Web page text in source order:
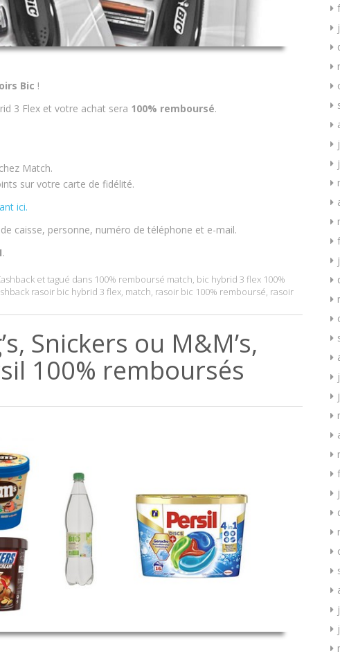
Bic !
3 Flex et votre achat sera 100% remboursé.
Match.
sur votre carte de fidélité.
ici.
caisse, personne, numéro de téléphone et e-mail.
.
et tagué dans 100% remboursé match, bic hybrid 3 flex 100%
rasoir bic hybrid 3 flex, match, rasoir bic 100% remboursé, rasoir
Snickers ou M&M’s,
100% remboursés